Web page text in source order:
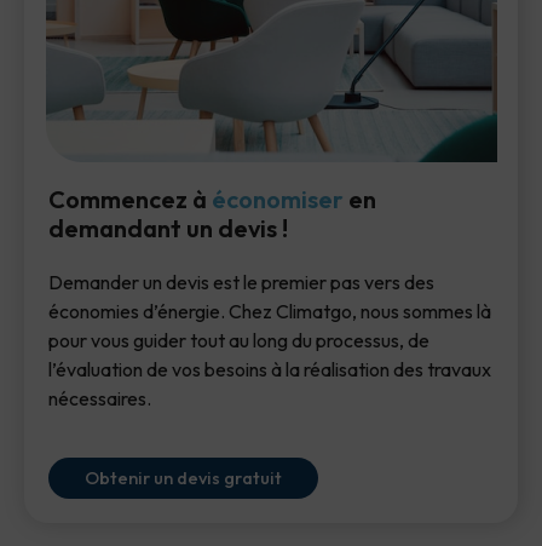
Commencez à économiser en
demandant un devis !
Demander un devis est le premier pas vers des
économies d’énergie. Chez Climatgo, nous sommes là
pour vous guider tout au long du processus, de
l’évaluation de vos besoins à la réalisation des travaux
nécessaires.
Obtenir un devis gratuit